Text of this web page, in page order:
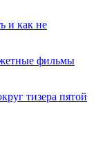
и как не
фильмы
тизера пятой